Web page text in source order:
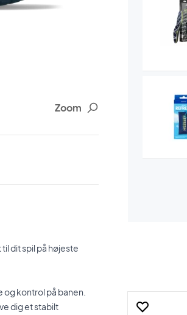
Zoom
dit spil på højeste
kontrol på banen.
dig et stabilt